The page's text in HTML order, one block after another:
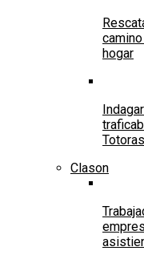
hogar
Totoras
Clason